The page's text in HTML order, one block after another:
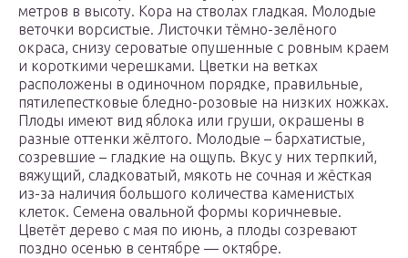
метров в высоту. Кора на стволах гладкая. Молодые
веточки ворсистые. Листочки тёмно-зелёного
окраса, снизу сероватые опушенные с ровным краем
и короткими черешками. Цветки на ветках
расположены в одиночном порядке, правильные,
пятилепестковые бледно-розовые на низких ножках.
Плоды имеют вид яблока или груши, окрашены в
разные оттенки жёлтого. Молодые – бархатистые,
созревшие – гладкие на ощупь. Вкус у них терпкий,
вяжущий, сладковатый, мякоть не сочная и жёсткая
из-за наличия большого количества каменистых
клеток. Семена овальной формы коричневые.
Цветёт дерево с мая по июнь, а плоды созревают
поздно осенью в сентябре — октябре.